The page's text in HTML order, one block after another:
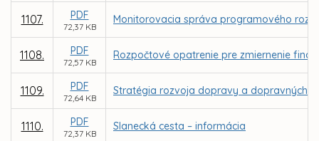
1107. PDF
72,37 KB
Monitorovacia správa programového
1108. PDF
72,57 KB
Rozpočtové opatrenie pre zmiernenie
1109. PDF
72,64 KB
Stratégia rozvoja dopravy a dopravných
1110. PDF
72,37 KB
Slanecká cesta – informácia